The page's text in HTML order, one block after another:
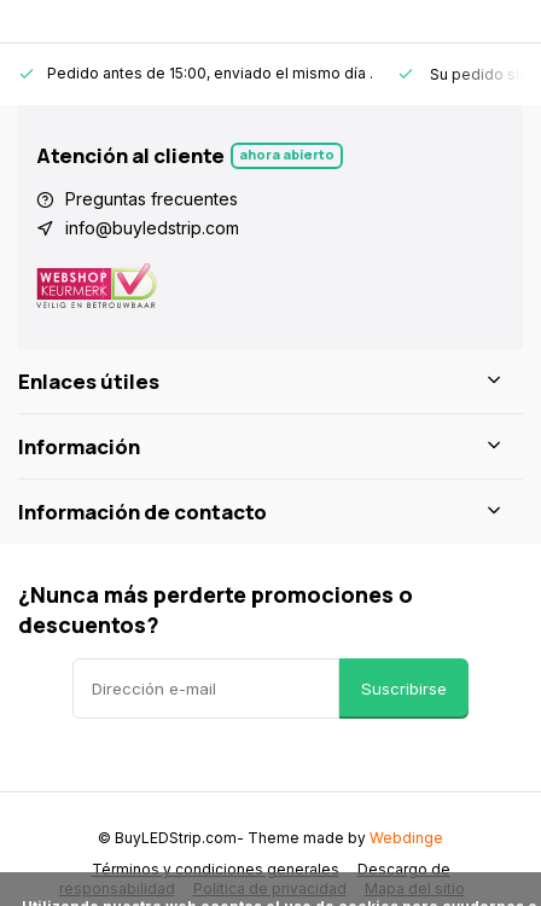
Pedido antes de 15:00, enviado el mismo día . Su pedido
Atención al cliente ahora abierto
Preguntas frecuentes
info@buyledstrip.com
Enlaces útiles
Información
Información de contacto
¿Nunca más perderte promociones o
descuentos?
Suscribirse
Términos y condiciones generales
Descargo de
responsabilidad
Política de privacidad Mapa del sitio
© BuyLEDStrip.com- Theme made by Webdinge